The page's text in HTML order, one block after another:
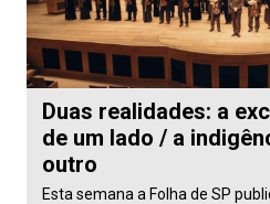
Duas realidades: a
de um lado / a
outro
Esta semana a Folha de SP